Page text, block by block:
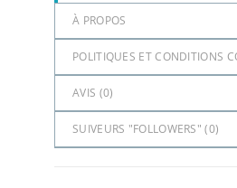
À PROPOS
POLITIQUES ET CONDITIONS
AVIS (0)
SUIVEURS "FOLLOWERS" (0)